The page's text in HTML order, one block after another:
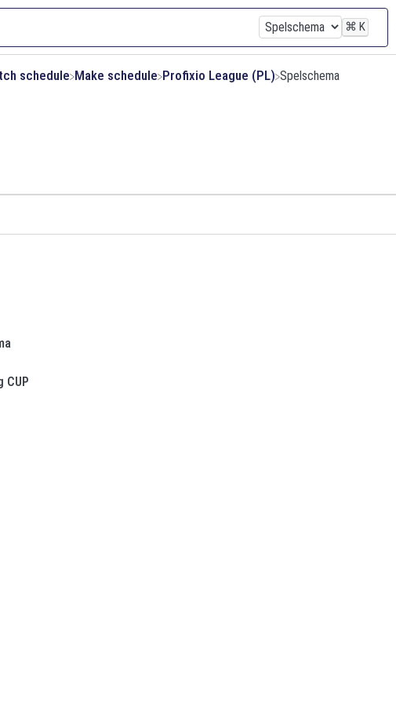
⌘ K
schedule ​Make schedule ​Profixio League (PL) ​Spelschema
CUP